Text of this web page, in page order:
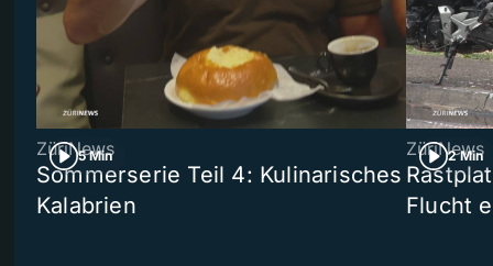
5 Min
ZüriNews
Sommerserie Teil 4: Kulinarisches
Kalabrien
2 Min
ZüriNews
Flucht